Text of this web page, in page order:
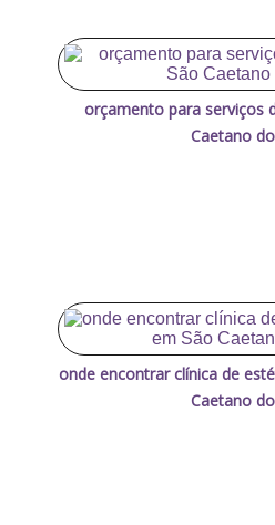
orçamento para serviços
Caetano
onde encontrar clínica de
Caetano